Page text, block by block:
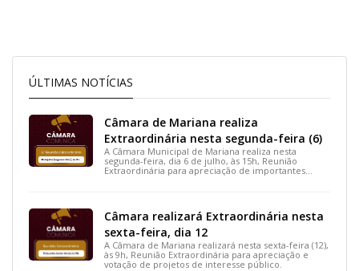
ÚLTIMAS NOTÍCIAS
Câmara de Mariana realiza
Extraordinária nesta segunda-feira (6)
A Câmara Municipal de Mariana realiza nesta
segunda-feira, dia 6 de julho, às 15h, Reunião
Extraordinária para apreciação de importantes
Câmara realizará Extraordinária nesta
sexta-feira, dia 12
A Câmara de Mariana realizará nesta sexta-feira (12),
às 9h, Reunião Extraordinária para apreciação e
votação de projetos de interesse público.